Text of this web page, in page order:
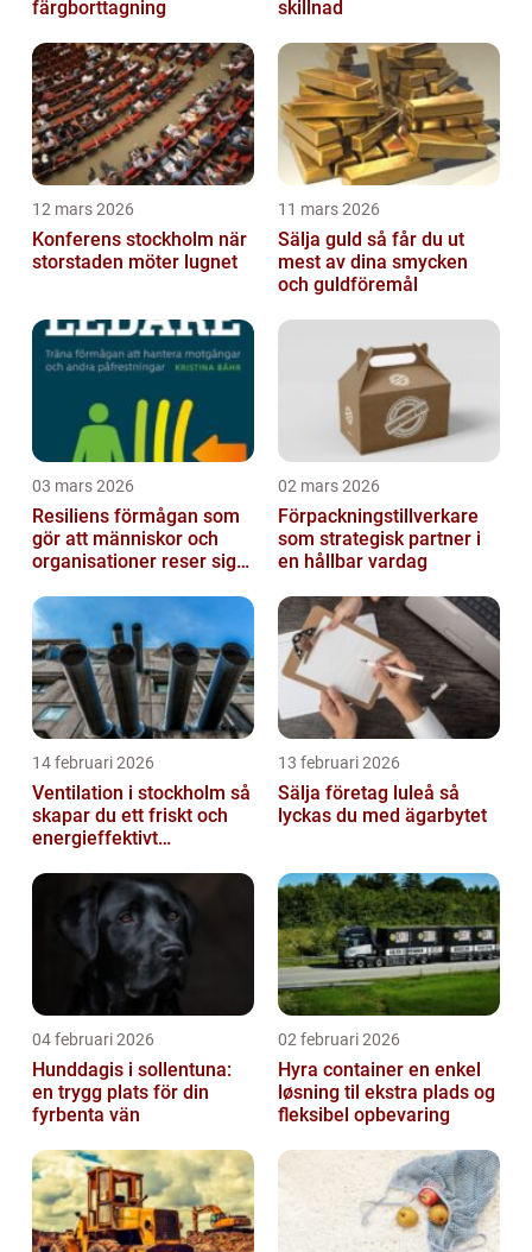
färgborttagning skillnad
12 mars 2026
Konferens stockholm när
storstaden möter lugnet
11 mars 2026
Sälja guld så får du ut
mest av dina smycken
och guldföremål
03 mars 2026
Resiliens förmågan som
gör att människor och
organisationer reser sig
02 mars 2026
Förpackningstillverkare
som strategisk partner i
en hållbar vardag
14 februari 2026
Ventilation i stockholm så
skapar du ett friskt och
energieffektivt
13 februari 2026
Sälja företag luleå så
lyckas du med ägarbytet
04 februari 2026
Hunddagis i sollentuna:
en trygg plats för din
fyrbenta vän
02 februari 2026
Hyra container en enkel
løsning til ekstra plads og
fleksibel opbevaring